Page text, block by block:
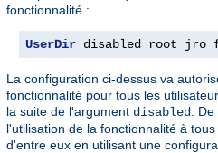
fonctionnalité :
UserDir disabled root jro
La configuration ci-dessus va
fonctionnalité pour tous les
la suite de l'argument disabled
.
l'utilisation de la fonctionnalité à
d'entre eux en utilisant une